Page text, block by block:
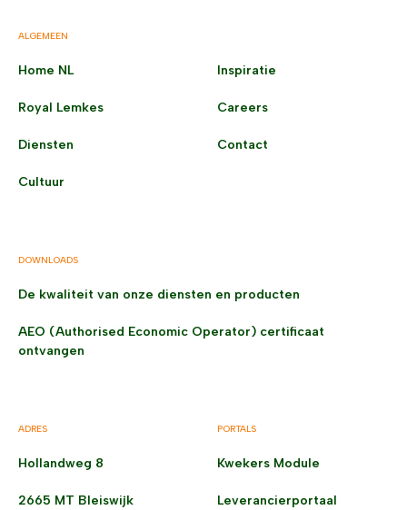
ALGEMEEN
Home NL
Royal Lemkes
Diensten
Cultuur
Inspiratie
Careers
Contact
DOWNLOADS
De kwaliteit van onze diensten en producten
AEO (Authorised Economic Operator) certificaat
ontvangen
ADRES
Hollandweg 8
2665 MT Bleiswijk
PORTALS
Kwekers Module
Leverancierportaal